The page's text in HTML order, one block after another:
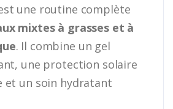
une routine complète
mixtes à grasses et à
. Il combine un gel
une protection solaire
et un soin hydratant